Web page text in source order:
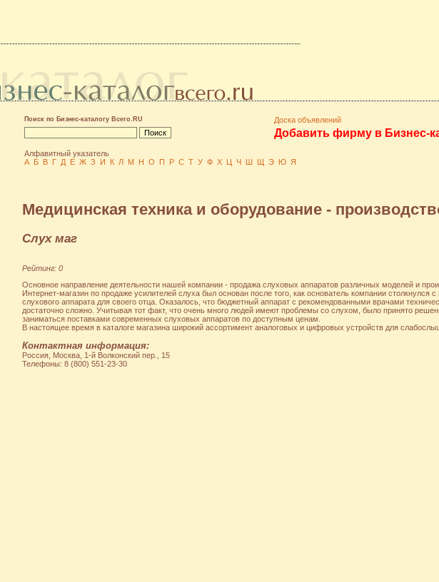
Поиск по Бизнес-каталогу Всего.RU Доска объявлений
Добавить фирму в Бизнес-
Алфавитный указатель
А Б В Г Д Е Ж З И К Л М Н О П Р С Т У Ф Х Ц Ч Ш Щ Э Ю Я
Медицинская техника и оборудование -
Слух маг
Рейтинг: 0
Основное направление деятельности нашей компании - продажа слуховых аппаратов различных моделей и
Интернет-магазин по продаже усилителей слуха был основан после того, как основатель компании столкнулся с
слухового аппарата для своего отца. Оказалось, что бюджетный аппарат с рекомендованными врачами
достаточно сложно. Учитывая тот факт, что очень много людей имеют проблемы со слухом, было принято
заниматься поставками современных слуховых аппаратов по доступным ценам.
В настоящее время в каталоге магазина широкий ассортимент аналоговых и цифровых устройств для
Контактная информация:
Россия, Москва, 1-й Волконский пер., 15
Телефоны: 8 (800) 551-23-30